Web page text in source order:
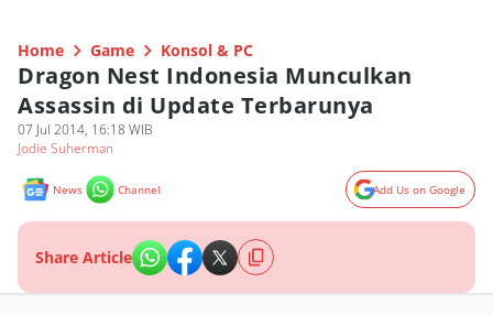
Home Game Konsol & PC
Dragon Nest Indonesia Munculkan
Assassin di Update Terbarunya
07 Jul 2014, 16:18 WIB
Jodie Suherman
News Channel Add Us on Google
Share Article